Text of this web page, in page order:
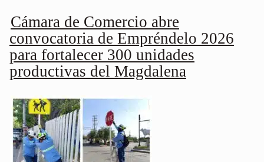
Cámara de Comercio abre
convocatoria de Empréndelo 2026
para fortalecer 300 unidades
productivas del Magdalena